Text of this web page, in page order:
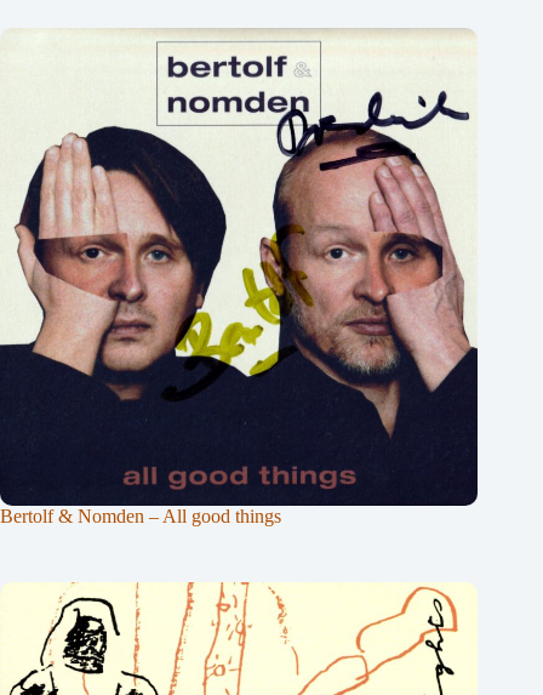
Bertolf & Nomden – All good things